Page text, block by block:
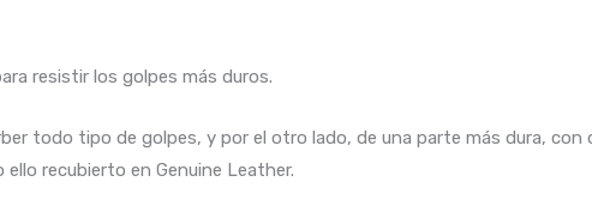
resistir los golpes más duros.
todo tipo de golpes, y por el otro lado, de una parte más dura, con
recubierto en Genuine Leather.